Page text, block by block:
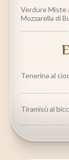
Verdure Miste
Mozzarella di
Tenerina al
Tiramisù al